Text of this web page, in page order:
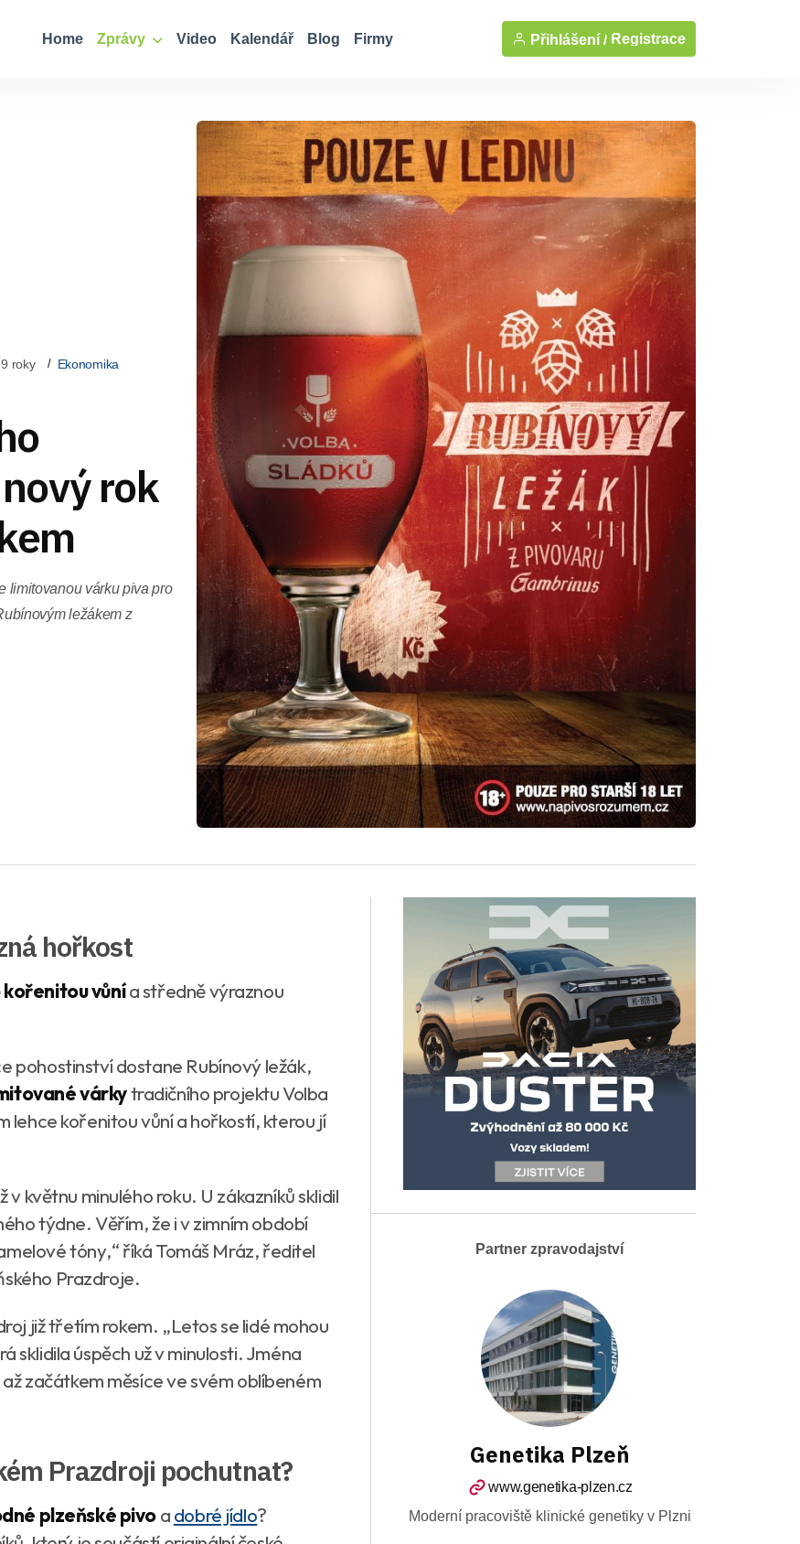
Home Zprávy Video Kalendář Blog Firmy Přihlášení / Registrace
roky Ekonomika
rok
limitovanou várku piva pro
ležákem z
hořkost
kořenitou vůnía středně výraznou
pohostinství dostane Rubínový ležák,
várkytradičního projektu Volba
lehce kořenitou vůní a hořkostí, kterou jí
květnu minulého roku. U zákazníků sklidil
týdne. Věřím, že i v zimním období
tóny,“ říká Tomáš Mráz, ředitel
Prazdroje.
již třetím rokem. „Letos se lidé mohou
sklidila úspěch už v minulosti. Jména
začátkem měsíce ve svém oblíbeném
Prazdroji pochutnat?
plzeňské pivoadobré jídlo?
Partner zpravodajství
Genetika Plzeň
www.genetika-plzen.cz
Moderní pracoviště klinické genetiky v Plzni